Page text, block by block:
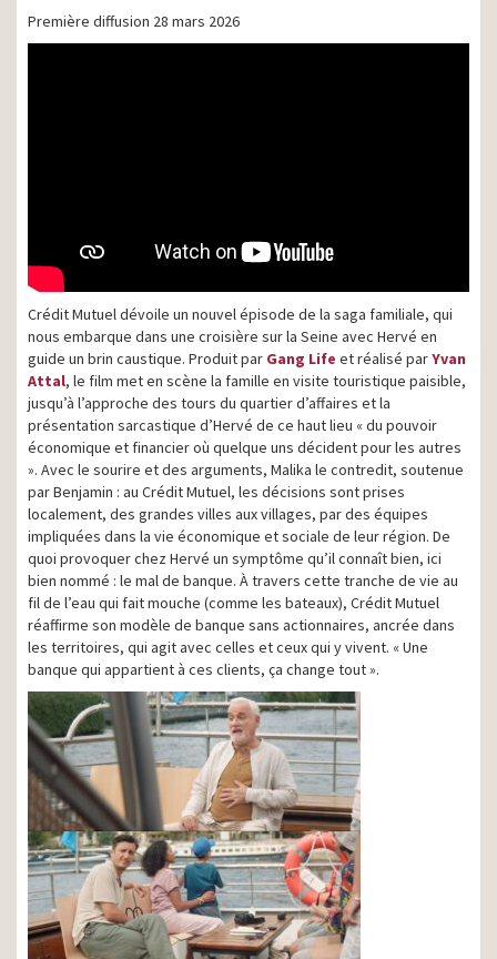
Première diffusion 28 mars 2026
Crédit Mutuel dévoile un nouvel épisode de la saga familiale, qui
nous embarque dans une croisière sur la Seine avec Hervé en
guide un brin caustique. Produit par Gang Life et réalisé parYvan
Attal, le film met en scène la famille en visite touristique paisible,
jusqu’à l’approche des tours du quartier d’affaires et la
présentation sarcastique d’Hervé de ce haut lieu « du pouvoir
économique et financier où quelque uns décident pour les autres
». Avec le sourire et des arguments, Malika le contredit, soutenue
par Benjamin : au Crédit Mutuel, les décisions sont prises
localement, des grandes villes aux villages, par des équipes
impliquées dans la vie économique et sociale de leur région. De
quoi provoquer chez Hervé un symptôme qu’il connaît bien, ici
bien nommé : le mal de banque. À travers cette tranche de vie au
fil de l’eau qui fait mouche (comme les bateaux), Crédit Mutuel
réaffirme son modèle de banque sans actionnaires, ancrée dans
les territoires, qui agit avec celles et ceux qui y vivent. « Une
banque qui appartient à ces clients, ça change tout ».